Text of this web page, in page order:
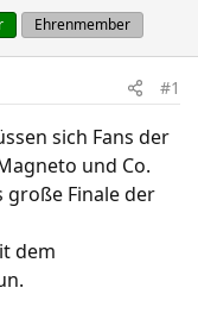
Ehrenmember
#1
sich Fans der
und Co.
große Finale der
dem